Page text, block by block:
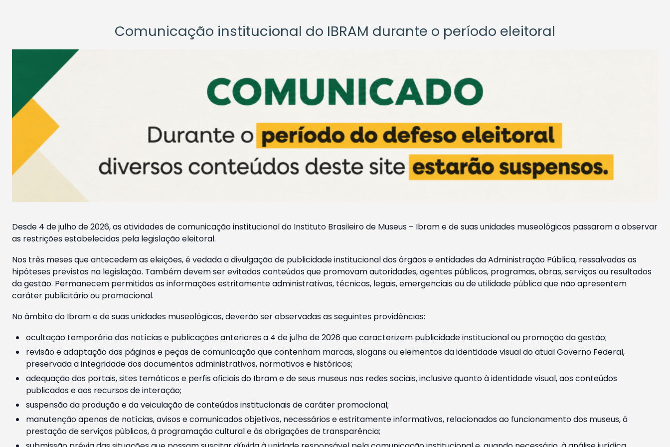
Comunicação institucional do IBRAM durante o período eleitoral
Desde 4 de julho de 2026, as atividades de comunicação institucional do Instituto Brasileiro de Museus – Ibram e de suas unidades museológicas passaram a observar
as restrições estabelecidas pela legislação eleitoral.
Nos três meses que antecedem as eleições, é vedada a divulgação de publicidade institucional dos órgãos e entidades da Administração Pública, ressalvadas as
hipóteses previstas na legislação. Também devem ser evitados conteúdos que promovam autoridades, agentes públicos, programas, obras, serviços ou resultados
da gestão. Permanecem permitidas as informações estritamente administrativas, técnicas, legais, emergenciais ou de utilidade pública que não apresentem
caráter publicitário ou promocional.
No âmbito do Ibram e de suas unidades museológicas, deverão ser observadas as seguintes providências:
ocultação temporária das notícias e publicações anteriores a 4 de julho de 2026 que caracterizem publicidade institucional ou promoção da gestão;
revisão e adaptação das páginas e peças de comunicação que contenham marcas, slogans ou elementos da identidade visual do atual Governo Federal,
preservada a integridade dos documentos administrativos, normativos e históricos;
adequação dos portais, sites temáticos e perfis oficiais do Ibram e de seus museus nas redes sociais, inclusive quanto à identidade visual, aos conteúdos
publicados e aos recursos de interação;
suspensão da produção e da veiculação de conteúdos institucionais de caráter promocional;
manutenção apenas de notícias, avisos e comunicados objetivos, necessários e estritamente informativos, relacionados ao funcionamento dos museus, à
prestação de serviços públicos, à programação cultural e às obrigações de transparência;